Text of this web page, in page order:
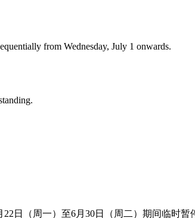
from Wednesday, July 1 onwards.
日（周一）至6月30日（周二）期间临时暂